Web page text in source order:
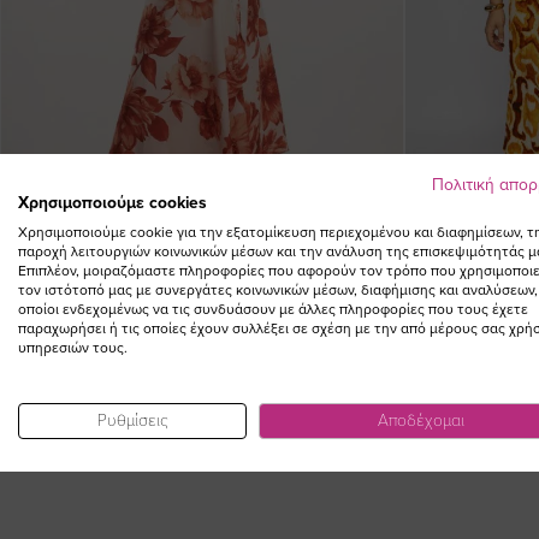
Φόρεμα σατέν κρουαζέ floral σε εκάι χρώμα plus size Φόρεμα
Πολιτική
Χρησιμοποιούμε cookies
Χρησιμοποιούμε cookie για την εξατομίκευση περιεχομένου και διαφημίσεων,
παροχή λειτουργιών κοινωνικών μέσων και την ανάλυση της επισκεψιμότητάς
Επιπλέον, μοιραζόμαστε πληροφορίες που αφορούν τον τρόπο που
τον ιστότοπό μας με συνεργάτες κοινωνικών μέσων, διαφήμισης και αναλύσεων,
οποίοι ενδεχομένως να τις συνδυάσουν με άλλες πληροφορίες που τους έχετε
παραχωρήσει ή τις οποίες έχουν συλλέξει σε σχέση με την από μέρους σας
υπηρεσιών τους.
Ρυθμίσεις Αποδέχομαι